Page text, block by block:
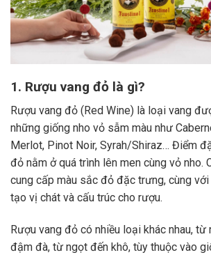
1. Rượu vang đỏ là gì?
Rượu vang đỏ (Red Wine) là loại vang
những giống nho vỏ sẫm màu như
Merlot, Pinot Noir, Syrah/Shiraz… Điểm
đỏ nằm ở quá trình lên men cùng vỏ nho.
cung cấp màu sắc đỏ đặc trưng, cùng
tạo vị chát và cấu trúc cho rượu.
Rượu vang đỏ có nhiều loại khác nhau, từ
đậm đà, từ ngọt đến khô, tùy thuộc vào